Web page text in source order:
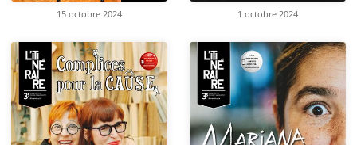
15 octobre 2024 1 octobre 2024